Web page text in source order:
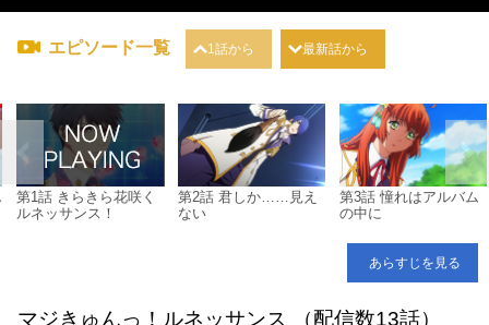
エピソード一覧 1話から 最新話から
第1話 きらきら花咲く
ルネッサンス！
第2話 君しか……見え
ない
第3話 憧れはアルバム
の中に
あらすじを見る
マジきゅんっ！ルネッサンス （配信数13話）